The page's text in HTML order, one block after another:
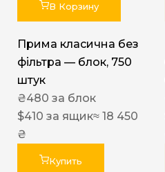
В Корзину
Прима класична без
фільтра — блок, 750
штук
₴480 за блок
$410 за ящик≈ 18 450
₴
Купить